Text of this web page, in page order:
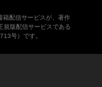
籍配信サービスが、著作
規版配信サービスである
号）です。